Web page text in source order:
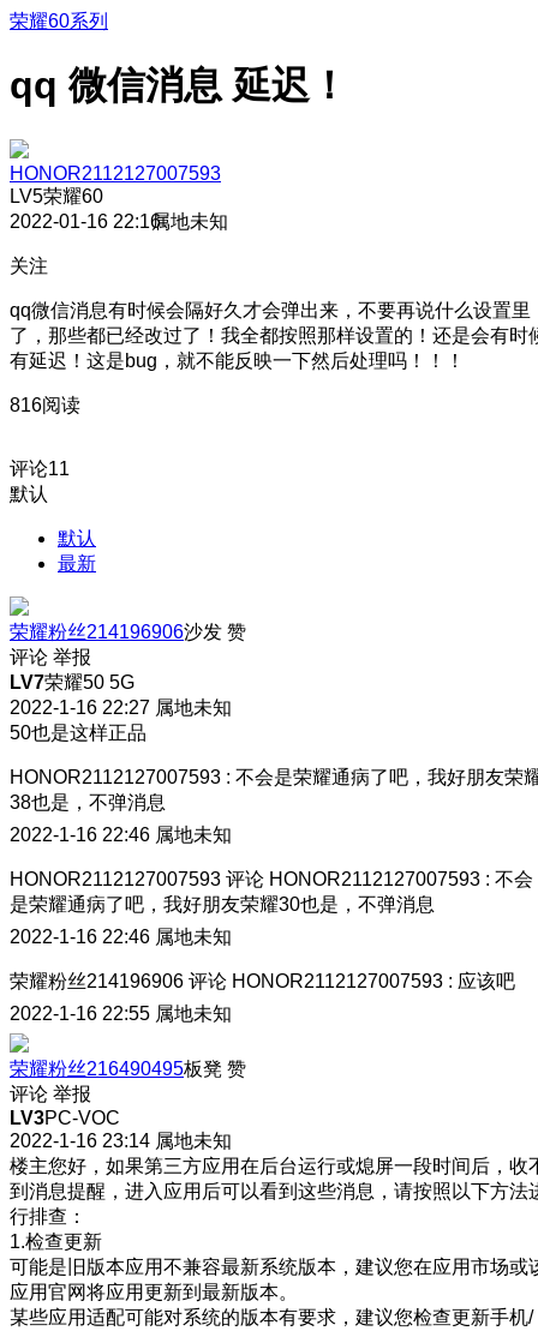
荣耀60系列
qq 微信消息 延迟！
HONOR2112127007593
LV5荣耀60
2022-01-16 22:16属地未知
关注
qq微信消息有时候会隔好久才会弹出来，不要再说什么设置里
了，那些都已经改过了！我全都按照那样设置的！还是会有时
有延迟！这是bug，就不能反映一下然后处理吗！！！
816阅读
评论11
默认
默认
最新
荣耀粉丝214196906沙发 赞
评论 举报
LV7荣耀50 5G
2022-1-16 22:27 属地未知
50也是这样正品
HONOR2112127007593 : 不会是荣耀通病了吧，我好朋友荣
38也是，不弹消息
2022-1-16 22:46 属地未知
HONOR2112127007593 评论 HONOR2112127007593 : 不会
是荣耀通病了吧，我好朋友荣耀30也是，不弹消息
2022-1-16 22:46 属地未知
荣耀粉丝214196906 评论 HONOR2112127007593 : 应该吧
2022-1-16 22:55 属地未知
荣耀粉丝216490495板凳 赞
评论 举报
LV3PC-VOC
2022-1-16 23:14 属地未知
楼主您好，如果第三方应用在后台运行或熄屏一段时间后，收
到消息提醒，进入应用后可以看到这些消息，请按照以下方法
行排查：
1.检查更新
可能是旧版本应用不兼容最新系统版本，建议您在应用市场或
应用官网将应用更新到最新版本。
某些应用适配可能对系统的版本有要求，建议您检查更新手机/